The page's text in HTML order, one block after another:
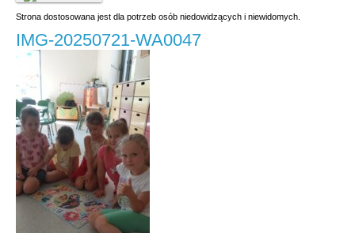
Strona dostosowana jest dla potrzeb osób niedowidzących i niewidomych.
IMG-20250721-WA0047